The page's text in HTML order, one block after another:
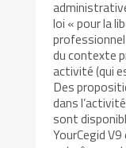
loi « pour la
du contexte
activité (qui
Des
dans
sont
YourCegid